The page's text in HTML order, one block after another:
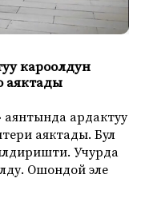
кароолдун
аяктады
ардактуу
аяктады. Бул
Учурда
Ошондой эле